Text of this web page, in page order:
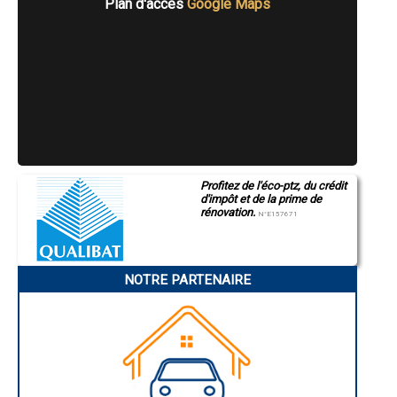
- Entreprise de peinture de toiture à Scherwiller
- Entreprise de peinture de toiture à Rhinau
- Entreprise de peinture de toiture à Weitbruch
- Entreprise de peinture de toiture à Dettwiller
- Entreprise de peinture de toiture à Hilsenheim
- Entreprise de peinture de toiture à Huttenheim
- Entreprise de peinture de toiture à Lipsheim
- Entreprise de peinture de toiture à Schirmeck
- Entreprise de peinture de toiture à Dorlisheim
- Entreprise de peinture de toiture à Kilstett
- Entreprise de peinture de toiture à Geudertheim
- Entreprise de peinture de toiture à Kaltenhouse
- Entreprise de peinture de toiture à Wisches
Plan d'accèsGoogle Maps
Profitez de l'éco-ptz, du crédit
d'impôt et de la prime de
rénovation. N°E157671
NOTRE PARTENAIRE